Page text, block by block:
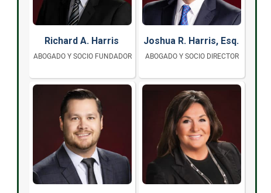
Richard A. Harris
ABOGADO Y SOCIO FUNDADOR
Joshua R. Harris, Esq.
ABOGADO Y SOCIO DIRECTOR